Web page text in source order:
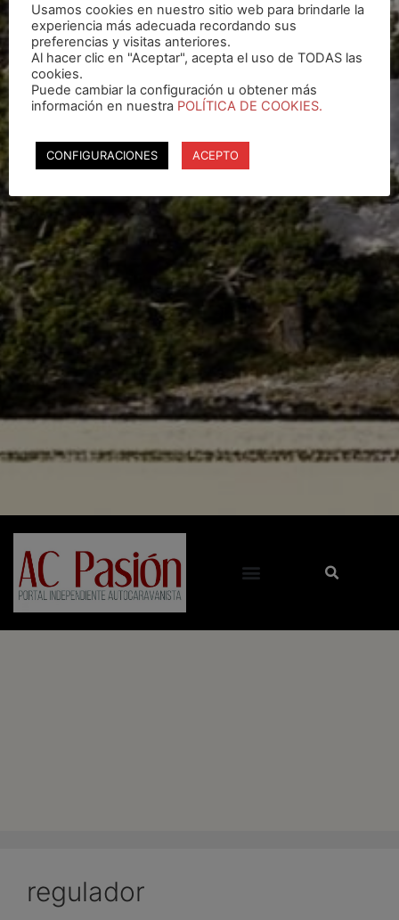
regulador
Usamos cookies en nuestro sitio web para brindarle la
experiencia más adecuada recordando sus
preferencias y visitas anteriores.
Al hacer clic en "Aceptar", acepta el uso de TODAS las
cookies.
Puede cambiar la configuración u obtener más
información en nuestra POLÍTICA DE COOKIES.
CONFIGURACIONES ACEPTO